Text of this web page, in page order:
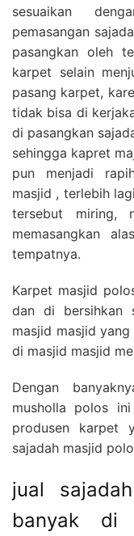
sesuaikan
pemasangan
pasangkan oleh
karpet selain
pasang karpet,
tidak bisa di
di pasangkan
sehingga kapret
pun menjadi
masjid , terlebih
tersebut miring,
memasangkan
tempatnya.
Karpet masjid
dan di bersihkan
masjid masjid
di masjid masjid
Dengan
musholla polos
produsen karpet
sajadah masjid
jual
banyak di